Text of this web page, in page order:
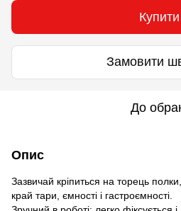
Купити
Замовити
До
Опис
Зазвичай кріпиться на торець
край тари, ємності і гастроємності.